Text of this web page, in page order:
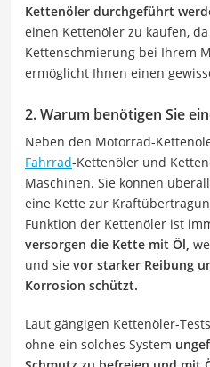
Kettenöler durchgeführt
einen Kettenöler zu kaufen,
Kettenschmierung bei Ihrem
ermöglicht Ihnen einen
2. Warum benötigen Sie
Neben den Motorrad-
Fahrrad-Kettenöler und
Maschinen. Sie können
eine Kette zur
Funktion der Kettenöler ist
versorgen die Kette mit Öl,
und sie vor starker Reibung
Korrosion schützt.
Laut gängigen Kettenöler-
ohne ein solches System